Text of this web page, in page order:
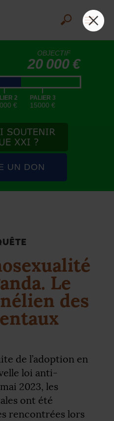
OBJECTIF
20 000 €
|
2
€
|
PALIER 3
15000 €
UN DON
Le
des
de l’adoption en
loi anti-
2023, les
ont été
rencontrées lors